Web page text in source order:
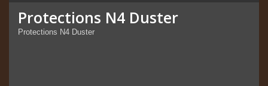
Protections N4 Duster
Protections N4 Duster